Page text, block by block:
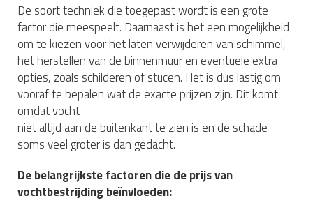
De soort techniek die toegepast wordt is een grote
factor die meespeelt. Daarnaast is het een mogelijkheid
om te kiezen voor het laten verwijderen van schimmel,
het herstellen van de binnenmuur en eventuele extra
opties, zoals schilderen of stucen. Het is dus lastig om
vooraf te bepalen wat de exacte prijzen zijn. Dit komt
omdat vocht
niet altijd aan de buitenkant te zien is en de schade
soms veel groter is dan gedacht.
De belangrijkste factoren die de prijs van
vochtbestrijding beïnvloeden: